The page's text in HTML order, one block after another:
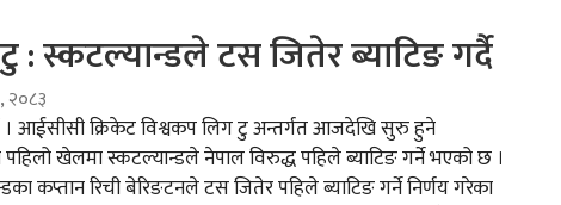
: स्कटल्यान्डले टस जितेर ब्याटिङ गर्दै
२०८३
। आईसीसी क्रिकेट विश्वकप लिग टु अन्तर्गत आजदेखि सुरु हुने
खेलमा स्कटल्यान्डले नेपाल विरुद्ध पहिले ब्याटिङ गर्ने भएको छ ।
कप्तान रिची बेरिङटनले टस जितेर पहिले ब्याटिङ गर्ने निर्णय गरेका